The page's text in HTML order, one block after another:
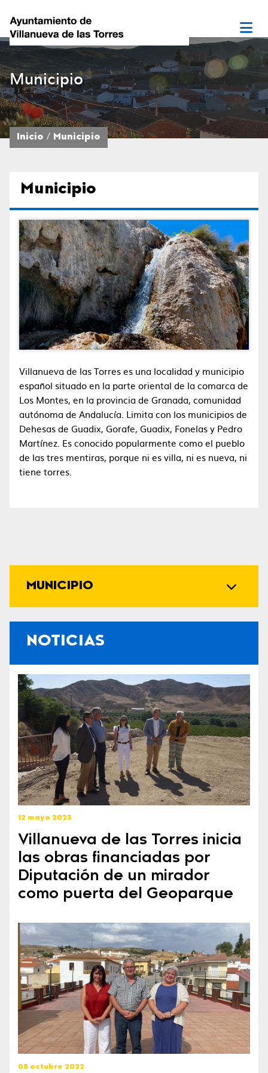
Municipio
Inicio Municipio
MUNICIPIO
NOTICIAS
12 mayo 2023
Villanueva de las Torres inicia
las obras financiadas por
Diputación de un mirador
como puerta del Geoparque
05 octubre 2022
Municipio
Villanueva de las Torres es una localidad y municipio
español situado en la parte oriental de la comarca de
Los Montes, en la provincia de Granada, comunidad
autónoma de Andalucía. Limita con los municipios de
Dehesas de Guadix, Gorafe, Guadix, Fonelas y Pedro
Martínez. Es conocido popularmente como el pueblo
de las tres mentiras, porque ni es villa, ni es nueva, ni
tiene torres.